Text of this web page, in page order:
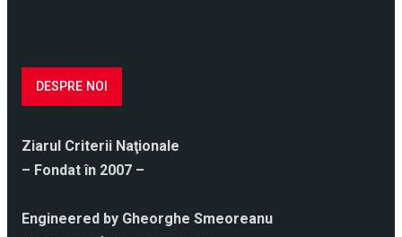
DESPRE NOI
Ziarul Criterii Naţionale
– Fondat în 2007 –
Engineered by Gheorghe Smeoreanu